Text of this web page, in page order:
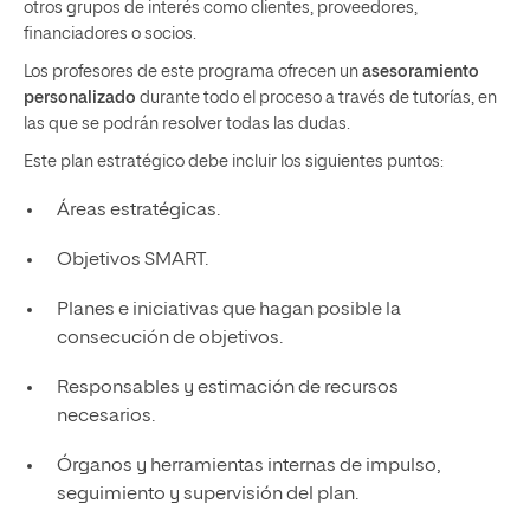
otros grupos de interés como clientes, proveedores,
financiadores o socios.
Los profesores de este programa ofrecen un asesoramiento
personalizado durante todo el proceso a través de tutorías, en
las que se podrán resolver todas las dudas.
Este plan estratégico debe incluir los siguientes puntos:
Áreas estratégicas.
Objetivos SMART.
Planes e iniciativas que hagan posible la
consecución de objetivos.
Responsables y estimación de recursos
necesarios.
Órganos y herramientas internas de impulso,
seguimiento y supervisión del plan.